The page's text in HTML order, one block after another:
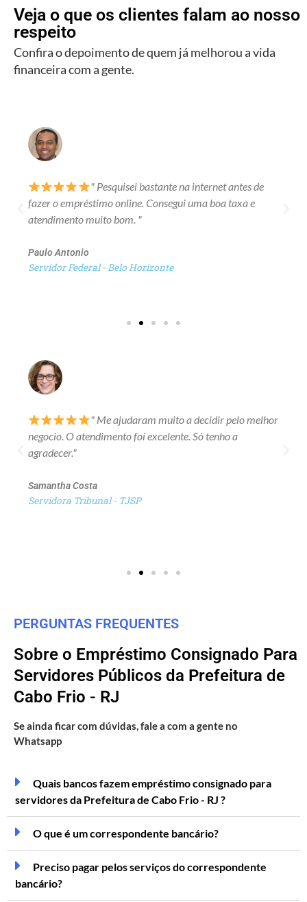
Veja o que os clientes falam ao nosso
respeito
Confira o depoimento de quem já melhorou a vida
financeira com a gente.
" Pesquisei bastante na internet antes de
fazer o empréstimo online. Consegui uma boa taxa e
atendimento muito bom. "
Paulo Antonio
Servidor Federal - Belo Horizonte
" Me ajudaram muito a decidir pelo melhor
negocio. O atendimento foi excelente. Só tenho a
agradecer."
Samantha Costa
Servidora Tribunal - TJSP
PERGUNTAS FREQUENTES
Sobre o Empréstimo Consignado Para
Servidores Públicos da Prefeitura de
Cabo Frio - RJ
Se ainda ficar com dúvidas, fale a com a gente no
Whatsapp
Quais bancos fazem empréstimo consignado para
servidores da Prefeitura de Cabo Frio - RJ ?
O que é um correspondente bancário?
Preciso pagar pelos serviços do correspondente
bancário?